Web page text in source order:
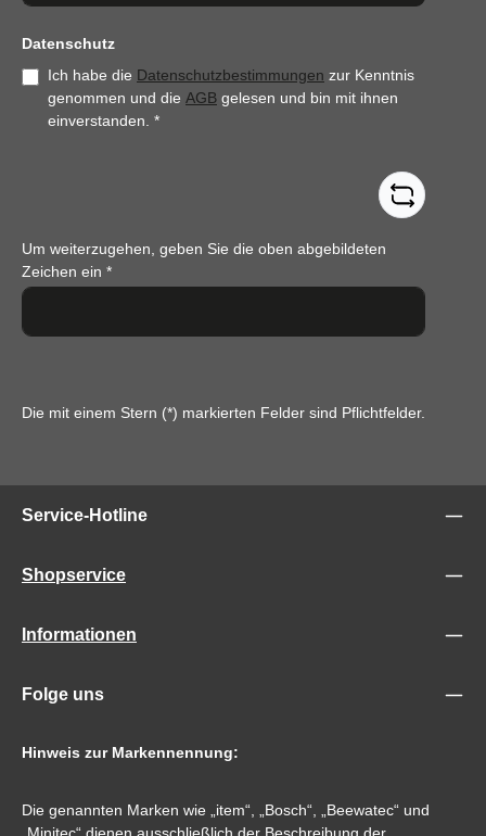
Datenschutz
Ich habe die Datenschutzbestimmungen zur Kenntnis
genommen und die AGB gelesen und bin mit ihnen
einverstanden. *
Um weiterzugehen, geben Sie die oben abgebildeten
Zeichen ein *
Die mit einem Stern (*) markierten Felder sind Pflichtfelder.
Service-Hotline
Shopservice
Informationen
Folge uns
Hinweis zur Markennennung:
Die genannten Marken wie „item“, „Bosch“, „Beewatec“ und
„Minitec“ dienen ausschließlich der Beschreibung der